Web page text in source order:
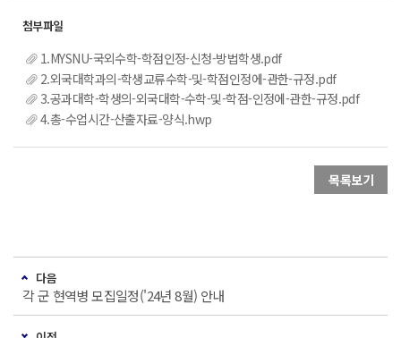
1.MYSNU-국외수학-학점인정-신청-방법학생.pdf
2.외국대학과의-학생교류수학-및-학점인정에-관한-규정.pdf
3.공과대학-학생의-외국대학-수학-및-학점-인정에-관한-규정.pdf
4.총-수업시간-산출자료-양식.hwp
목록보기
다음
각 군 현역병 모집일정('24년 8월) 안내